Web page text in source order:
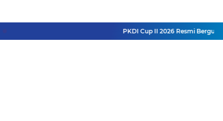
PKDI Cup II 2026 Resmi Bergulir di